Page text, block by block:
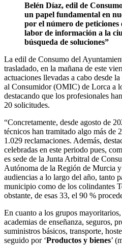
Belén Díaz, edil de
un papel fundamental en
por el número de peticiones
labor de información a la
búsqueda de soluciones”
La edil de Consumo del
trasladado, en la mañana de este
actuaciones llevadas a cabo desde
al Consumidor (OMIC) de Lorca a
destacando que los profesionales
20 solicitudes.
“Concretamente, desde agosto de
técnicos han tramitado algo más de
1.029 reclamaciones. Además,
celebradas en este periodo pues,
es sede de la Junta Arbitral de
Autónoma de la Región de Murcia y
audiencias a lo largo del año, tanto
municipio como de los colindantes
obstante, de esas 33, el 90 %
En cuanto a los grupos mayoritarios,
academias de enseñanza, seguros,
suministros básicos, transporte,
seguido por ‘Productos y bienes’